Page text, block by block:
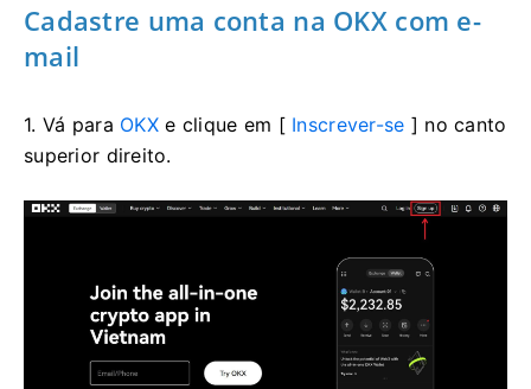
Cadastre uma conta na OKX com e-
mail
1. Vá para OKXe clique em [ Inscrever-se ] no canto
superior direito.